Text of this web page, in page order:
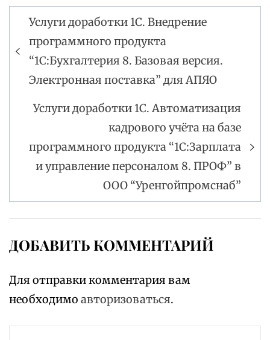
Навигация
по
записям
Услуги доработки 1С. Внедрение
программного продукта
“1С:Бухгалтерия 8. Базовая версия.
Электронная поставка” для АПЯО
Услуги доработки 1С. Автоматизация
кадрового учёта на базе
программного продукта “1С:Зарплата
и управление персоналом 8. ПРОФ” в
ООО “Уренгойпромснаб”
ДОБАВИТЬ КОММЕНТАРИЙ
Для отправки комментария вам
необходимо авторизоваться.